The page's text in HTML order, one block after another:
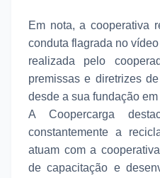
Em nota, a cooperativa
conduta flagrada no
realizada pelo
premissas e diretrizes
desde a sua fundação em
A Coopercarga
constantemente a
atuam com a
de capacitação e